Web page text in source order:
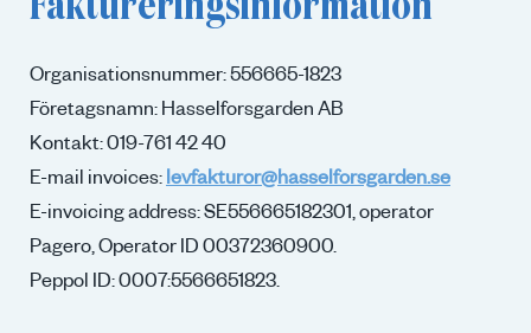
Organisationsnummer:556665-1823
Företagsnamn: Hasselforsgarden AB
Kontakt: 019-761 42 40
E-mail invoices:levfakturor@hasselforsgarden.se
E-invoicing address: SE556665182301, operator
Pagero, Operator ID 00372360900.
Peppol ID: 0007:5566651823.